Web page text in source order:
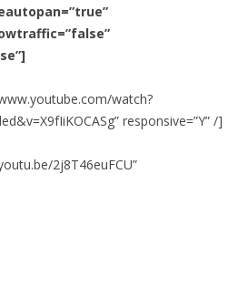
watch?
responsive=”Y” /]
2j8T46euFCU”